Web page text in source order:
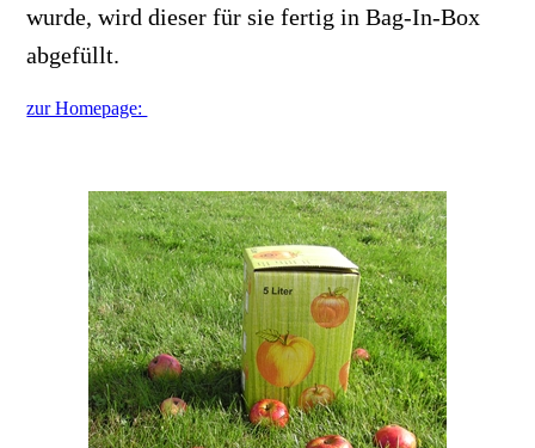
wurde, wird dieser für sie fertig in Bag-In-Box
abgefüllt.
zur Homepage: